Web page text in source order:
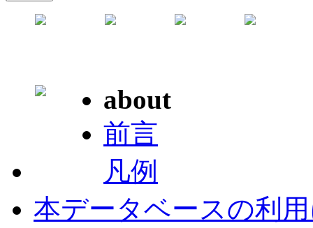
about
前言
凡例
本データベースの利